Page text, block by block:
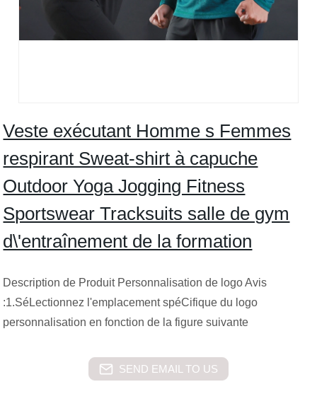
Veste exécutant Homme s Femmes
respirant Sweat-shirt à capuche
Outdoor Yoga Jogging Fitness
Sportswear Tracksuits salle de gym
d\'entraînement de la formation
Description de Produit Personnalisation de logo Avis
:1.SéLectionnez l'emplacement spéCifique du logo
personnalisation en fonction de la figure suivante
SEND EMAIL TO US